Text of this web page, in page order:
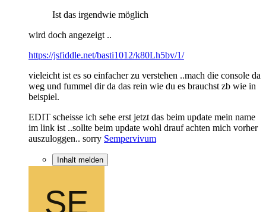
Ist das irgendwie möglich
wird doch angezeigt ..
https://jsfiddle.net/basti1012/k80Lh5bv/1/
vieleicht ist es so einfacher zu verstehen ..mach die console da
weg und fummel dir da das rein wie du es brauchst zb wie in
beispiel.
EDIT scheisse ich sehe erst jetzt das beim update mein name
im link ist ..sollte beim update wohl drauf achten mich vorher
auszuloggen.. sorry Sempervivum
Inhalt melden